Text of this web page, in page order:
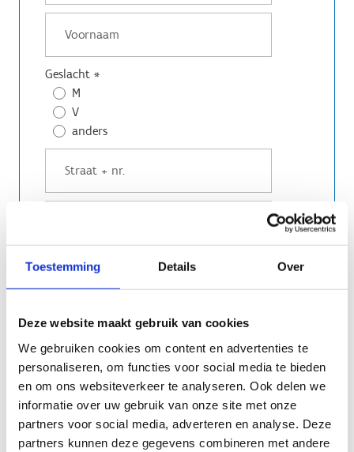
Toestemming Details Over
Deze website maakt gebruik van cookies
We gebruiken cookies om content en advertenties te
personaliseren, om functies voor social media te bieden
en om ons websiteverkeer te analyseren. Ook delen we
informatie over uw gebruik van onze site met onze
partners voor social media, adverteren en analyse. Deze
partners kunnen deze gegevens combineren met andere
Geslacht *
M
V
anders
/##/####